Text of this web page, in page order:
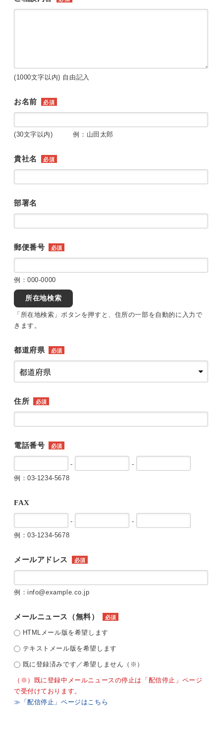
(1000文字以内) 自由記入
お名前 必須
(30文字以内) 例：山田太郎
貴社名 必須
部署名
郵便番号 必須
例：000-0000
所在地検索
「所在地検索」ボタンを押すと、住所の一部を自動的に入力で
きます。
都道府県 必須
住所 必須
電話番号 必須
-
-
例：03-1234-5678
FAX
-
-
例：03-1234-5678
メールアドレス 必須
例：info@example.co.jp
メールニュース（無料） 必須
HTMLメール版を希望します
テキストメール版を希望します
既に登録済みです／希望しません（※）
（※）既に登録中メールニュースの停止は「配信停止」ページ
で受付けております。
≫「配信停止」ページはこちら